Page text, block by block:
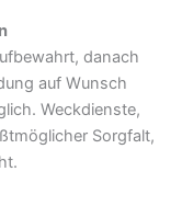
danach
auf Wunsch
Weckdienste,
Sorgfalt,